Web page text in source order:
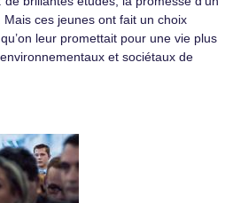
Mais ces jeunes ont fait un choix
leur promettait pour une vie plus
et sociétaux de